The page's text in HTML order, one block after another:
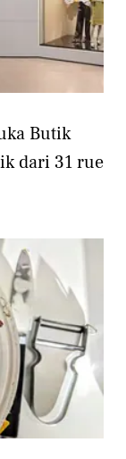
Butik
dari 31 rue